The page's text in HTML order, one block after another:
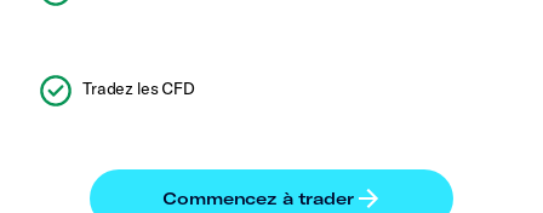
Tradez les CFD